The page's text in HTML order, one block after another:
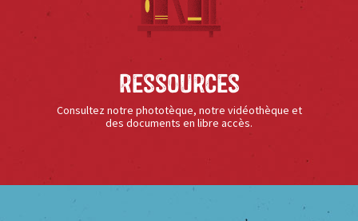
Ressources
Consultez notre phototèque, notre vidéothèque et
des documents en libre accès.